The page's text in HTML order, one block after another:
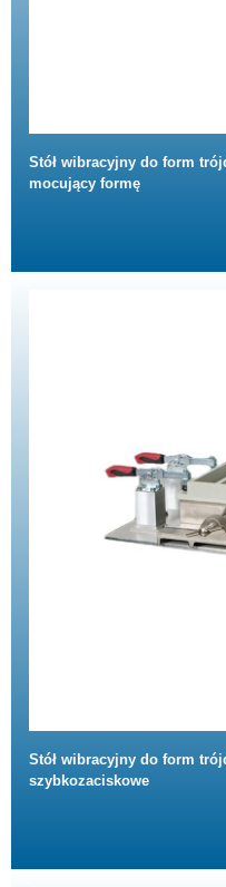
Stół wibracyjny do form
mocujący formę
Stół wibracyjny do form
szybkozaciskowe